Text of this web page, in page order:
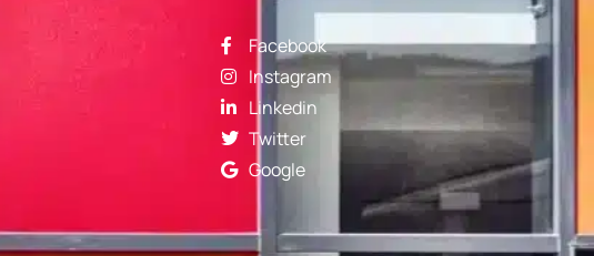
Facebook
Instagram
Linkedin
Twitter
Google